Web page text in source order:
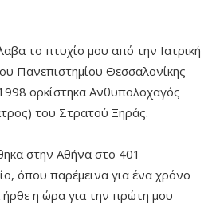
το πτυχίο μου από την Ιατρική
Πανεπιστημίου Θεσσαλονίκης
ορκίστηκα Ανθυπολοχαγός
του Στρατού Ξηράς.
στην Αθήνα στο 401
όπου παρέμεινα για ένα χρόνο
ήρθε η ώρα για την πρώτη μου